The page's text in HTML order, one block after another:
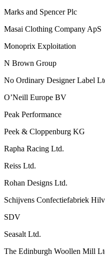
Marks and Spencer Plc
Masai Clothing Company ApS
Monoprix Exploitation
N Brown Group
No Ordinary Designer Label
O’Neill Europe BV
Peak Performance
Peek & Cloppenburg KG
Rapha Racing Ltd.
Reiss Ltd.
Rohan Designs Ltd.
Schijvens Confectiefabriek
SDV
Seasalt Ltd.
The Edinburgh Woollen Mill